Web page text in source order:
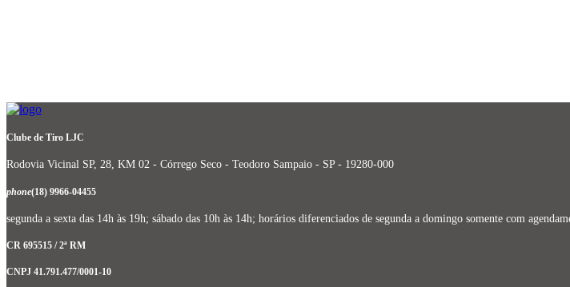
Clube de Tiro LJC
Rodovia Vicinal SP, 28, KM 02 - Córrego Seco - Teodoro Sampaio - SP - 19280-000
phone(18) 9966-04455
segunda a sexta das 14h às 19h; sábado das 10h às 14h; horários diferenciados de segunda a domingo somente com
CR 695515 / 2ª RM
CNPJ 41.791.477/0001-10